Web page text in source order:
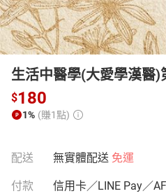
生活中醫學(大愛學漢醫)
$180
1% (賺1點)
配送 無實體配送 免運
付款 信用卡／LINE Pay／